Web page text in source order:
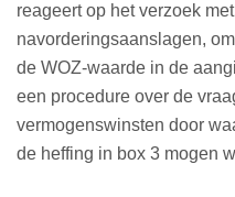
reageert op het verzoek
navorderingsaanslagen,
de WOZ-waarde in de
een procedure over de
vermogenswinsten door
de heffing in box 3 mogen